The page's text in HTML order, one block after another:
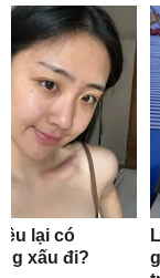
lại có
xấu đi?